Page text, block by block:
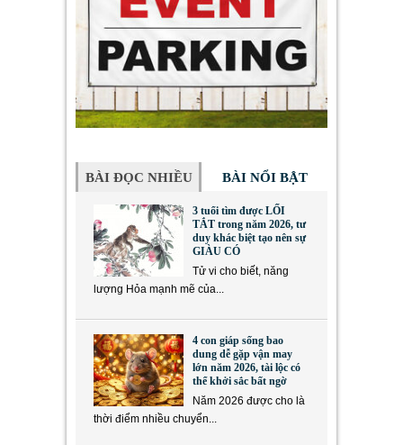
BÀI ĐỌC NHIỀU BÀI NỔI BẬT
3 tuổi tìm được LỐI
TẮT trong năm 2026, tư
duy khác biệt tạo nên sự
GIÀU CÓ
Tử vi cho biết, năng
lượng Hỏa mạnh mẽ của...
4 con giáp sống bao
dung dễ gặp vận may
lớn năm 2026, tài lộc có
thể khởi sắc bất ngờ
Năm 2026 được cho là
thời điểm nhiều chuyển...